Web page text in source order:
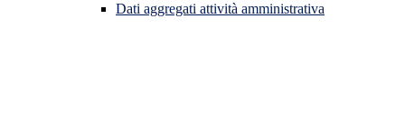
Dati aggregati attività amministrativa